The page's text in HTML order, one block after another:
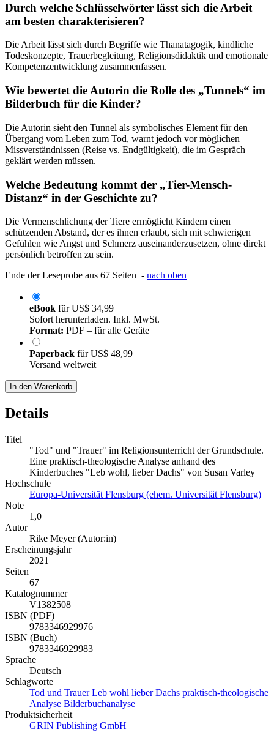
Durch welche Schlüsselwörter lässt sich die Arbeit
am besten charakterisieren?
Die Arbeit lässt sich durch Begriffe wie Thanatagogik, kindliche
Todeskonzepte, Trauerbegleitung, Religionsdidaktik und emotionale
Kompetenzentwicklung zusammenfassen.
Wie bewertet die Autorin die Rolle des „Tunnels“ im
Bilderbuch für die Kinder?
Die Autorin sieht den Tunnel als symbolisches Element für den
Übergang vom Leben zum Tod, warnt jedoch vor möglichen
Missverständnissen (Reise vs. Endgültigkeit), die im Gespräch
geklärt werden müssen.
Welche Bedeutung kommt der „Tier-Mensch-
Distanz“ in der Geschichte zu?
Die Vermenschlichung der Tiere ermöglicht Kindern einen
schützenden Abstand, der es ihnen erlaubt, sich mit schwierigen
Gefühlen wie Angst und Schmerz auseinanderzusetzen, ohne direkt
persönlich betroffen zu sein.
Ende der Leseprobe aus 67 Seiten - nach oben
eBook fürUS$ 34,99
Sofort herunterladen. Inkl. MwSt.
Format: PDF – für alle Geräte
Paperback fürUS$ 48,99
Versand weltweit
In den Warenkorb
Details
Titel
"Tod" und "Trauer" im Religionsunterricht der Grundschule.
Eine praktisch-theologische Analyse anhand des
Kinderbuches "Leb wohl, lieber Dachs" von Susan Varley
Hochschule
Europa-Universität Flensburg (ehem. Universität Flensburg)
Note
1,0
Autor
Rike Meyer (Autor:in)
Erscheinungsjahr
2021
Seiten
67
Katalognummer
V1382508
ISBN (PDF)
9783346929976
ISBN (Buch)
9783346929983
Sprache
Deutsch
Schlagworte
Tod und Trauer Leb wohl lieber Dachs praktisch-theologische
Analyse Bilderbuchanalyse
Produktsicherheit
GRIN Publishing GmbH